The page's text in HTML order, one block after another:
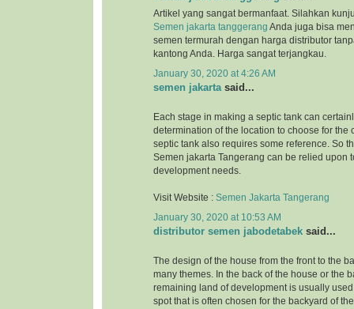
Artikel yang sangat bermanfaat. Silahkan
Semen jakarta tanggerang Anda juga bisa
semen termurah dengan harga distributor
kantong Anda. Harga sangat terjangkau.
January 30, 2020 at 4:26 AM
semen jakarta said...
Each stage in making a septic tank can
determination of the location to choose for the
septic tank also requires some reference. So
Semen jakarta Tangerang can be relied upon
development needs.
Visit Website : Semen Jakarta Tangerang
January 30, 2020 at 10:53 AM
distributor semen jabodetabek said...
The design of the house from the front to the
many themes. In the back of the house or the
remaining land of development is usually
spot that is often chosen for the backyard of